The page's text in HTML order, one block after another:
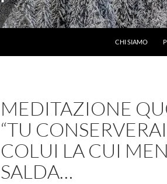
CHI SIAMO
MEDITAZIONE
“TU
COLUI LA CUI
SALDA…